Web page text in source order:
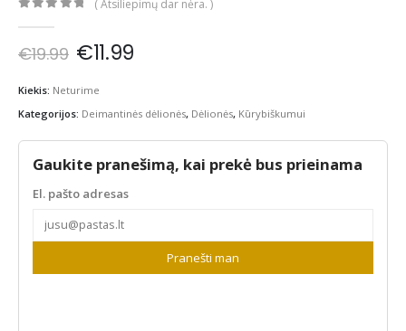
( Atsiliepimų dar nėra. )
€19.99 Original
was:
€19.99.
€11.99Current
€11.99.
Kiekis: Neturime
Kategorijos: Deimantinės dėlionės, Dėlionės, Kūrybiškumui
Gaukite pranešimą, kai prekė bus prieinama
El. pašto adresas
Pranešti man